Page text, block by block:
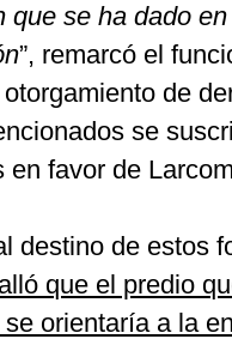
que se ha dado
”, remarcó el
de
se
en favor de
destino de estos
que el predio
orientaría a la